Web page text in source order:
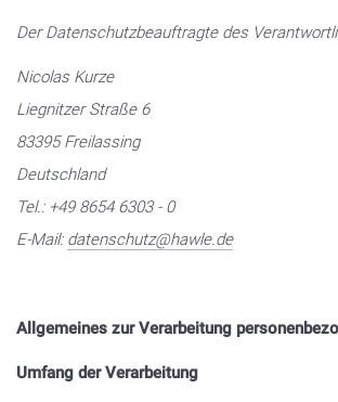
Der Datenschutzbeauftragte des
Nicolas Kurze
Liegnitzer Straße 6
83395 Freilassing
Deutschland
Tel.: +49 8654 6303 - 0
E-Mail: datenschutz@hawle.de
Allgemeines zur Verarbeitung
Umfang der Verarbeitung